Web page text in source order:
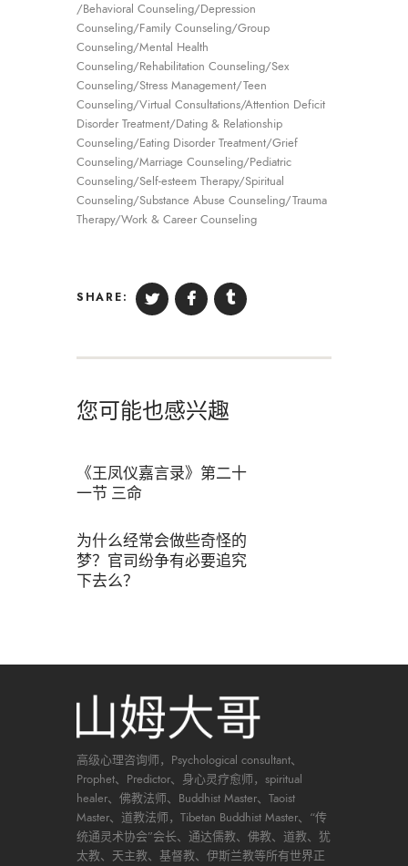
/Behavioral Counseling/Depression
Counseling/Family Counseling/Group
Counseling/Mental Health
Counseling/Rehabilitation Counseling/Sex
Counseling/Stress Management/Teen
Counseling/Virtual Consultations/Attention Deficit
Disorder Treatment/Dating & Relationship
Counseling/Eating Disorder Treatment/Grief
Counseling/Marriage Counseling/Pediatric
Counseling/Self-esteem Therapy/Spiritual
Counseling/Substance Abuse Counseling/Trauma
Therapy/Work & Career Counseling
SHARE:
您可能也感兴趣
《王凤仪嘉言录》第二十
一节 三命
为什么经常会做些奇怪的
梦？官司纷争有必要追究
下去么？
高级心理咨询师，Psychological consultant、
Prophet、Predictor、身心灵疗愈师，spiritual
healer、佛教法师、Buddhist Master、Taoist
Master、道教法师，Tibetan Buddhist Master、“传
统通灵术协会”会长、通达儒教、佛教、道教、犹
太教、天主教、基督教、伊斯兰教等所有世界正